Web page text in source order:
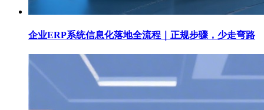
企业ERP系统信息化落地全流程｜正规步骤，少走弯路